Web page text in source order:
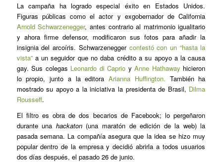
La campaña ha logrado especial éxito en Estados Unidos.
Figuras públicas como el actor y exgobernador de California
Arnold Schwarzenegger, antes contrario al matrimonio igualitario
y ahora firme defensor, modificaron sus fotos para añadir la
insignia del arcoíris. Schwarzenegger contestó con un “hasta la
vista”a un seguidor que no daba crédito a su apoyo a la causa
gay. Sus colegas Leonardo di Caprio yAnne Hathaway hicieron
lo propio, junto a la editoraArianna Huffington. También ha
mostrado su apoyo a la iniciativa la presidenta de Brasil, Dilma
Rousseff.
El filtro es obra de dos becarios de Facebook; lo pergeñaron
durante una hackaton(una maratón de edición de la web) la
pasada semana. La compañía asegura que la idea se hizo muy
popular dentro de la empresa y decidió abrirla a todos usuarios
dos días después, el pasado 26 de junio.